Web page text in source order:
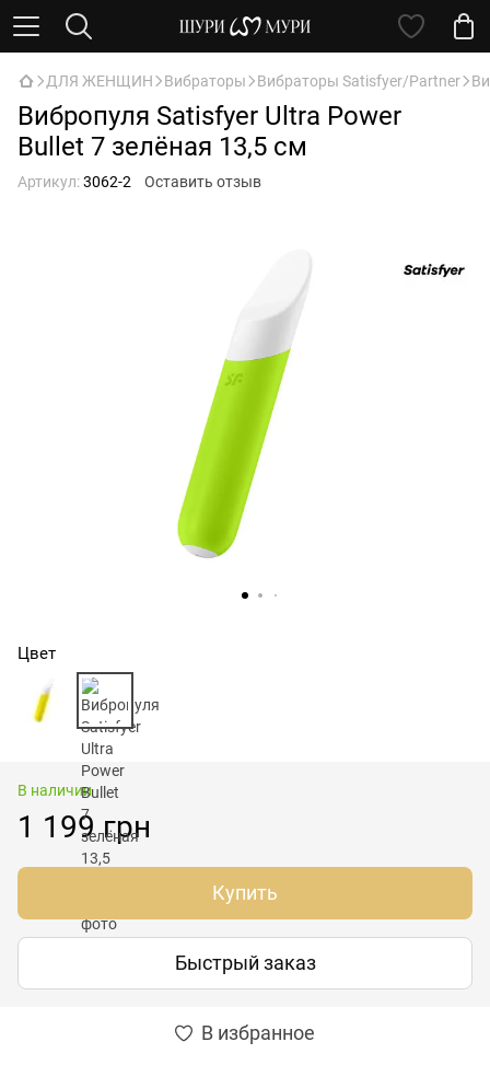
ДЛЯ ЖЕНЩИН Вибраторы Вибраторы Satisfyer/Partner
Вибропуля Satisfyer Ultra Power
Bullet 7 зелёная 13,5 см
Артикул:3062-2 Оставить отзыв
Цвет
В наличии
1 199 грн
Купить
Быстрый заказ
В избранное